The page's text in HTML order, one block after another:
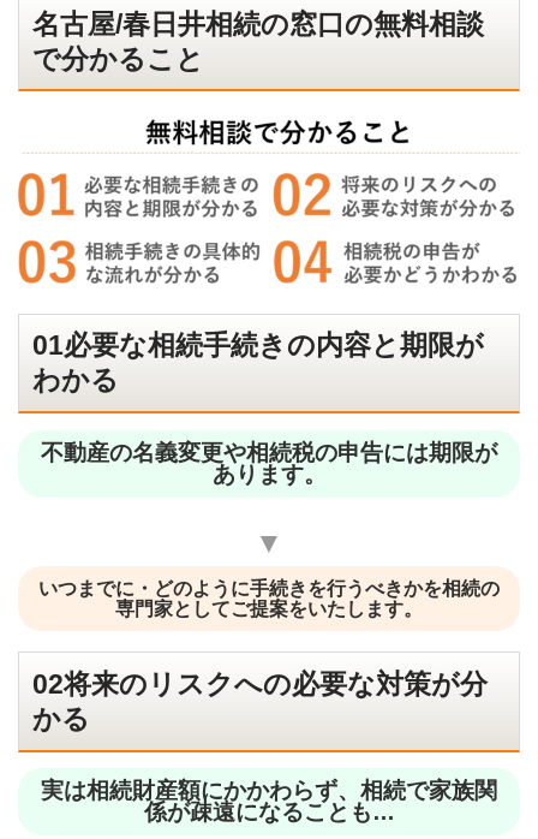
名古屋/春日井相続の窓口の無料相談
で分かること
01必要な相続手続きの内容と期限が
わかる
不動産の名義変更や相続税の申告には期限が
あります。
▼
いつまでに・どのように手続きを行うべきかを相続の
専門家としてご提案をいたします。
02将来のリスクへの必要な対策が分
かる
実は相続財産額にかかわらず、相続で家族関
係が疎遠になることも…